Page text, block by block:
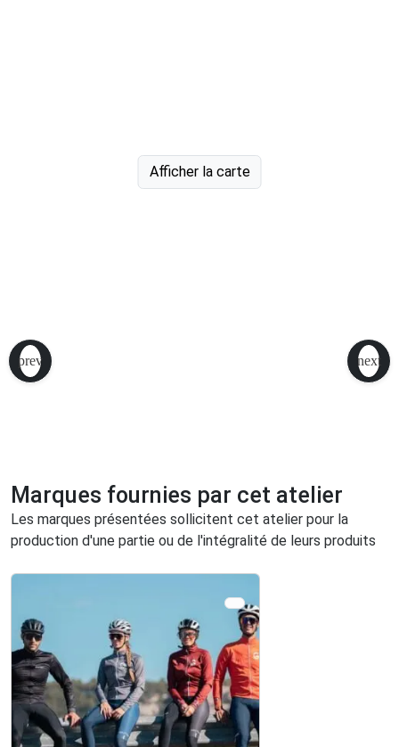
Afficher la carte
Marques fournies par cet atelier
Les marques présentées sollicitent cet atelier pour la
production d'une partie ou de l'intégralité de leurs produits